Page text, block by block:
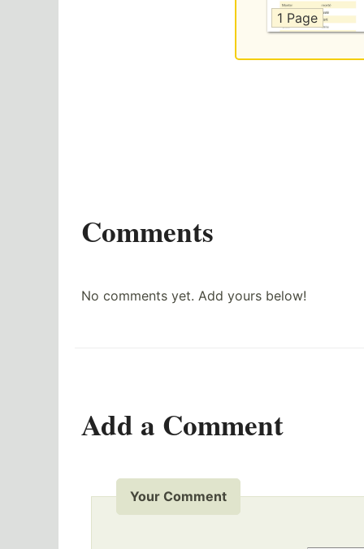
1 Page
Comments
No comments yet. Add yours below!
Add a Comment
Your Comment